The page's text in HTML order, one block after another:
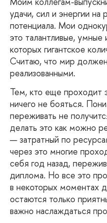
удачи, сил и энергии на
потенциала. Мои
это талантливые,
которых гигантское
Считаю, что мир
реализованными.
Тем, кто еще проходит
ничего не бояться.
переживать не
делать это как можно
— затратный по
через это многие
себя год назад,
диплома. Но все это
в некоторых моментах
остаются только
важно наслаждаться